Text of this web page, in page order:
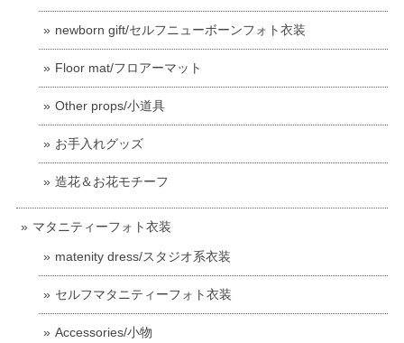
newborn gift/セルフニューボーンフォト衣装
Floor mat/フロアーマット
Other props/小道具
お手入れグッズ
造花＆お花モチーフ
マタニティーフォト衣装
matenity dress/スタジオ系衣装
セルフマタニティーフォト衣装
Accessories/小物